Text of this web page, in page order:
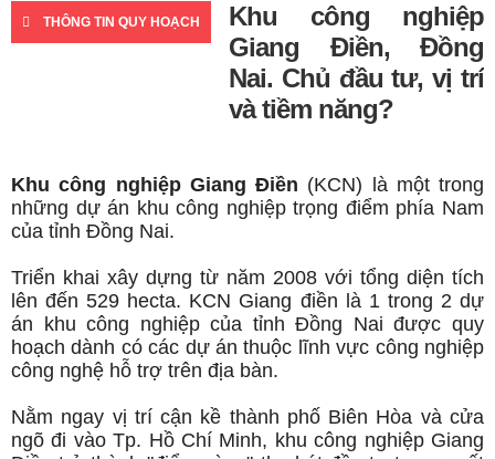
THÔNG TIN QUY HOẠCH
Khu công nghiệp
Giang Điền, Đồng
Nai. Chủ đầu tư, vị trí
và tiềm năng?
Khu công nghiệp Giang Điền (KCN) là một trong
những dự án khu công nghiệp trọng điểm phía Nam
của tỉnh Đồng Nai.
Triển khai xây dựng từ năm 2008 với tổng diện tích
lên đến 529 hecta. KCN Giang điền là 1 trong 2 dự
án khu công nghiệp của tỉnh Đồng Nai được quy
hoạch dành có các dự án thuộc lĩnh vực công nghiệp
công nghệ hỗ trợ trên địa bàn.
Nằm ngay vị trí cận kề thành phố Biên Hòa và cửa
ngõ đi vào Tp. Hồ Chí Minh, khu công nghiệp Giang